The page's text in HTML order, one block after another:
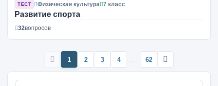
ТЕСТ Физическая культура 7 класс
Развитие спорта
32вопросов
1 2 3 4 62